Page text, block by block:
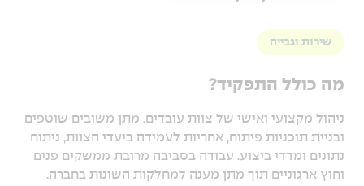
שירות וגבייה
מה כולל התפקיד?
ניהול מקצועי ואישי של צוות עובדים. מתן משובים שוטפים
ובניית תוכניות פיתוח, אחריות לעמידה ביעדי הצוות, ניתוח
נתונים ומדדי ביצוע. עבודה בסביבה מרובת ממשקים פנים
וחוץ ארגוניים תוך מתן מענה למחלקות השונות בחברה.